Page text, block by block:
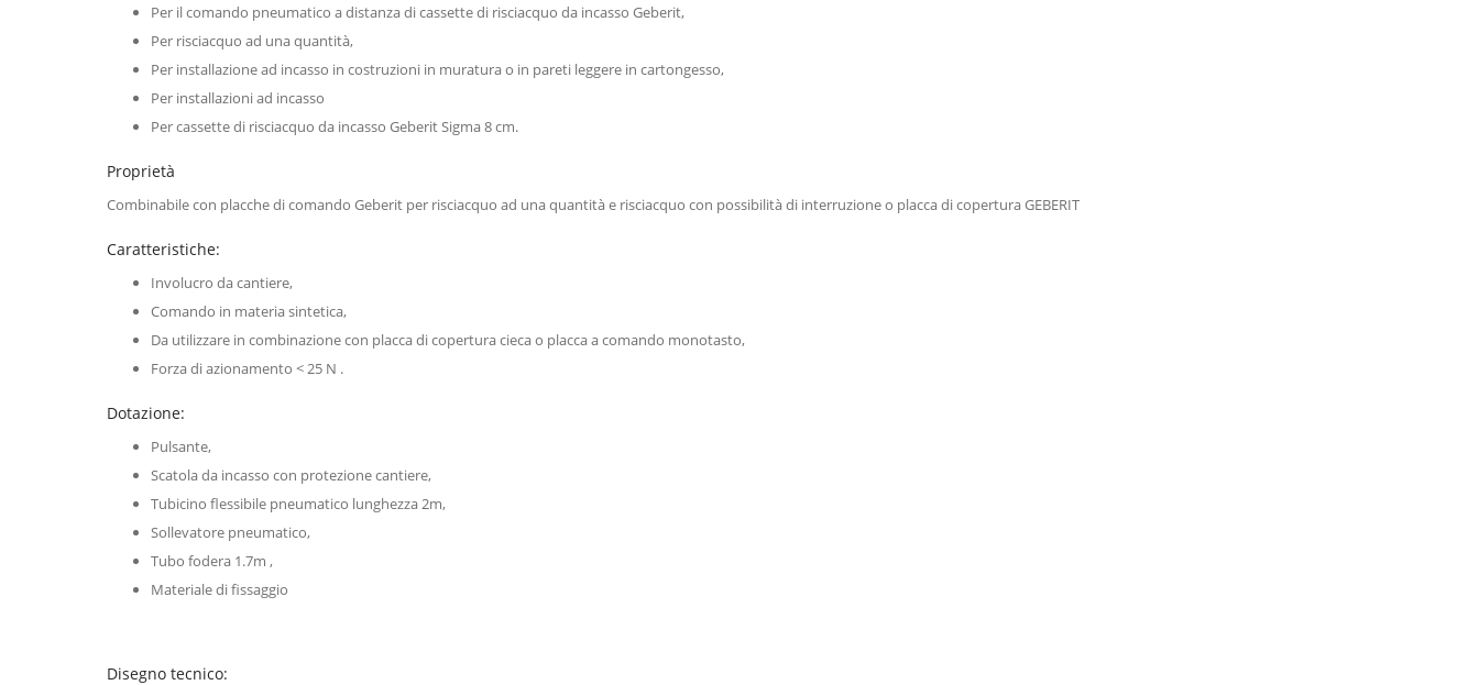
Per il comando pneumatico a distanza di cassette di risciacquo da incasso Geberit,
Per risciacquo ad una quantità,
Per installazione ad incasso in costruzioni in muratura o in pareti leggere in cartongesso,
Per installazioni ad incasso
Per cassette di risciacquo da incasso Geberit Sigma 8 cm.
Proprietà
Combinabile con placche di comando Geberit per risciacquo ad una quantità e risciacquo con possibilità di interruzione o placca di copertura GEBERIT
Caratteristiche:
Involucro da cantiere,
Comando in materia sintetica,
Da utilizzare in combinazione con placca di copertura cieca o placca a comando monotasto,
Forza di azionamento < 25 N .
Dotazione:
Pulsante,
Scatola da incasso con protezione cantiere,
Tubicino flessibile pneumatico lunghezza 2m,
Sollevatore pneumatico,
Tubo fodera 1.7m ,
Materiale di fissaggio
Disegno tecnico: